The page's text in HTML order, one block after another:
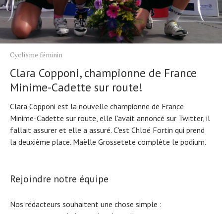
Cyclisme féminin
Clara Copponi, championne de France
Minime-Cadette sur route!
Clara Copponi est la nouvelle championne de France
Minime-Cadette sur route, elle l'avait annoncé sur Twitter, il
fallait assurer et elle a assuré. C'est Chloé Fortin qui prend
la deuxième place. Maëlle Grossetete complète le podium.
Rejoindre notre équipe
Nos rédacteurs souhaitent une chose simple :